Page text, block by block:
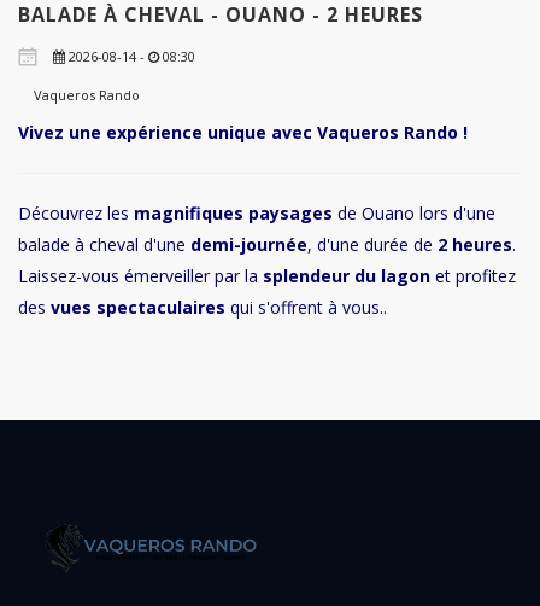
BALADE À CHEVAL - OUANO - 2 HEURES
2026-08-14 - 08:30
Vaqueros Rando
Vivez une expérience unique avec Vaqueros Rando !
Découvrez les magnifiques paysages de Ouano lors d'une
balade à cheval d'une demi-journée, d'une durée de 2 heures.
Laissez-vous émerveiller par la splendeur du lagon et profitez
des vues spectaculaires qui s'offrent à vous..